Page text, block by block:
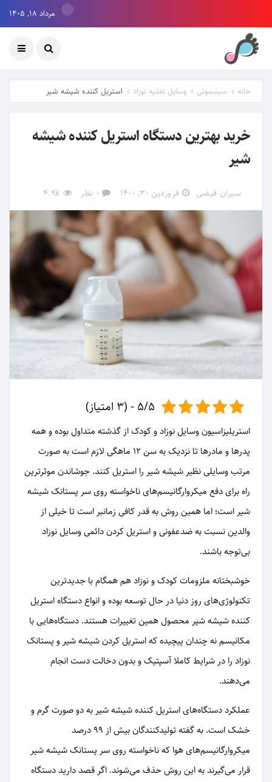
مرداد ۱۸, ۱۴۰۵
خانه سیسمونی وسایل تغذیه نوزاد استریل کننده شیشه شیر
خرید بهترین دستگاه استریل کننده شیشه
شیر
سیران فیضی فروردین ۳۰, ۱۴۰۰ 0 نظر 4.9k
5/5 - (3 امتیاز)
استریلیزاسیون وسایل نوزاد و کودک از گذشته متداول بوده و همه
پدرها و مادرها تا نزدیک به سن 12 ماهگی لازم است به صورت
مرتب وسایلی نظیر شیشه شیر را استریل کنند. جوشاندن موثرترین
راه برای دفع میکروارگانیسم‌های ناخواسته‌ روی سر پستانک شیشه
شیر است؛ اما همین روش به قدر کافی زمانبر است تا خیلی از
والدین نسبت به ضدعفونی و استریل کردن دائمی وسایل نوزاد
بی‌توجه باشند.
خوشبختانه ملزومات کودک و نوزاد هم همگام با جدیدترین
تکنولوژی‌های روز دنیا در حال توسعه بوده و انواع دستگاه استریل
کننده شیشه شیر محصول همین تغییرات هستند. دستگاه‌هایی با
مکانیسم نه چندان پیچیده که استریل کردن شیشه شیر و پستانک
نوزاد را در شرایط کاملا آسپتیک و بدون دخالت دست انجام
می‌دهند.
عملکرد دستگاه‌های استریل کننده شیشه شیر به دو صورت گرم و
خشک است. به گفته تولیدکنندگان بیش از 99 درصد
میکروارگانیسم‌های هوا که ناخواسته روی سر پستانک شیشه شیر
قرار می‌گیرند به این روش حذف می‌شوند. اگر قصد دارید دستگاه